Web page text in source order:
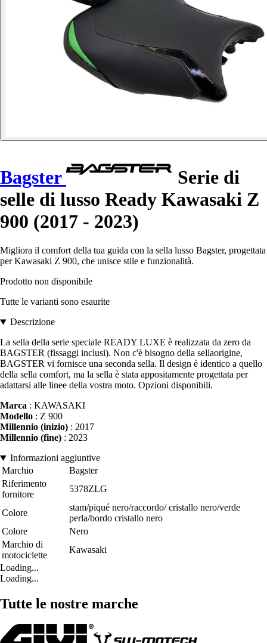
Bagster
Serie di
selle di lusso Ready Kawasaki Z
900 (2017 - 2023)
Migliora il comfort della tua guida con la sella lusso Bagster, progettata
per Kawasaki Z 900, che unisce stile e funzionalità.
Prodotto non disponibile
Tutte le varianti sono esaurite
Descrizione
La sella della serie speciale READY LUXE è realizzata da zero da
BAGSTER (fissaggi inclusi). Non c'è bisogno della sellaorigine,
BAGSTER vi fornisce una seconda sella. Il design è identico a quello
della sella comfort, ma la sella è stata appositamente progettata per
adattarsi alle linee della vostra moto. Opzioni disponibili.
Marca : KAWASAKI
Modello : Z 900
Millennio (inizio) : 2017
Millennio (fine) : 2023
Informazioni aggiuntive
Marchio
Bagster
Riferimento
fornitore
5378ZLG
Colore
stam/piqué nero/raccordo/ cristallo nero/verde
perla/bordo cristallo nero
Colore
Nero
Marchio di
motociclette
Kawasaki
Loading...
Loading...
Tutte le nostre marche